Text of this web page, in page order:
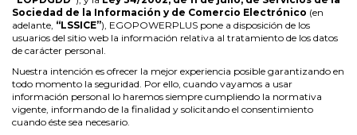
Sociedad de la Información y de Comercio Electrónico (en
adelante, “LSSICE”), EGOPOWERPLUS pone a disposición de los
usuarios del sitio web la información relativa al tratamiento de los datos
de carácter personal.
Nuestra intención es ofrecer la mejor experiencia posible garantizando en
todo momento la seguridad. Por ello, cuando vayamos a usar
información personal lo haremos siempre cumpliendo la normativa
vigente, informando de la finalidad y solicitando el consentimiento
cuando éste sea necesario.